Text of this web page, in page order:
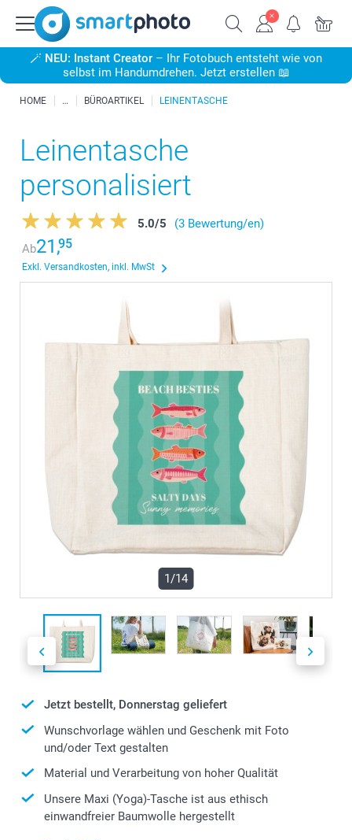
🪄 NEU: Instant Creator – Ihr Fotobuch entsteht wie von
selbst im Handumdrehen. Jetzt erstellen 📖
HOME BÜROARTIKEL LEINENTASCHE
Leinentasche
personalisiert
5.0/5
(3 Bewertung/en)
Ab21,95
Exkl. Versandkosten, inkl. MwSt
1/14
Jetzt bestellt, Donnerstag geliefert
Wunschvorlage wählen und Geschenk mit Foto
und/oder Text gestalten
Material und Verarbeitung von hoher Qualität
Unsere Maxi (Yoga)-Tasche ist aus ethisch
einwandfreier Baumwolle hergestellt